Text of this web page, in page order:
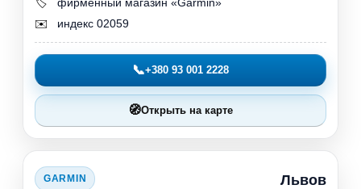
✉️
индекс 02059
📞+380 93 001 2228
🧭Открыть на карте
GARMIN Львов